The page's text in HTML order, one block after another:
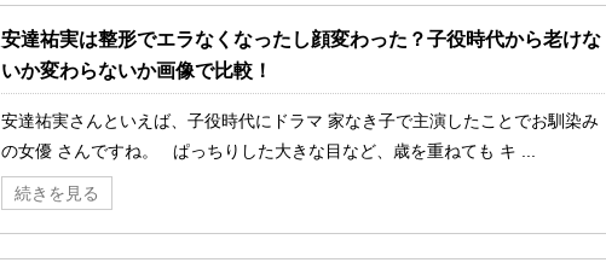
安達祐実は整形でエラなくなったし顔変わった？子役時代から老けな
いか変わらないか画像で比較！
安達祐実さんといえば、子役時代にドラマ 家なき子で主演したことでお馴染み
の女優 さんですね。 ぱっちりした大きな目など、歳を重ねても キ ...
続きを見る